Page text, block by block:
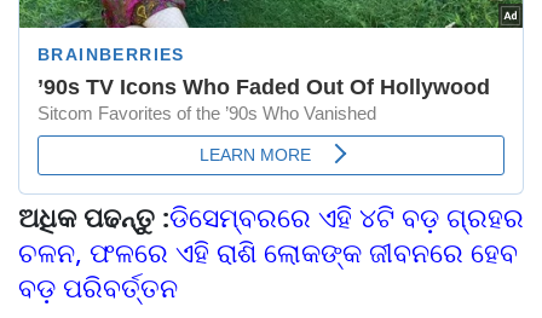
ଅଧିକ ପଢନ୍ତୁ :ଡିସେମ୍ବରରେ ଏହି ୪ଟି ବଡ଼ ଗ୍ରହର
ଚଳନ, ଫଳରେ ଏହି ରାଶି ଲୋକଙ୍କ ଜୀବନରେ ହେବ
ବଡ଼ ପରିବର୍ତ୍ତନ